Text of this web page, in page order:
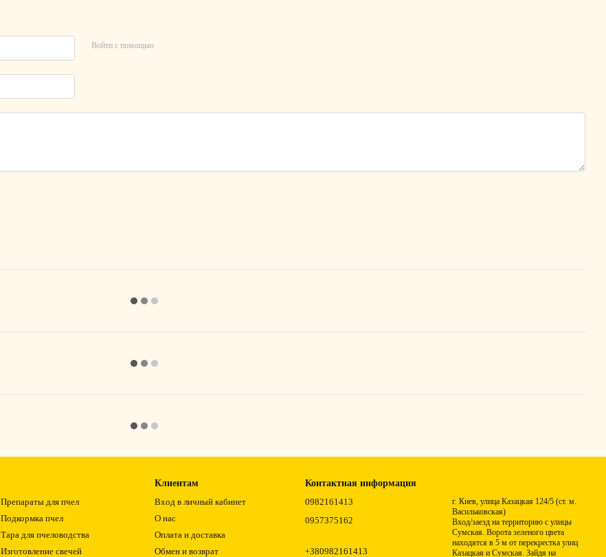
Войти с помощью
Препараты для пчел
Подкормка пчел
Тара для пчеловодства
Изготовление свечей
Клиентам
Вход в личный кабинет
О нас
Оплата и доставка
Обмен и возврат
Контактная информация
0982161413
0957375162
+380982161413
г. Киев, улица Казацкая 124/5 (ст. м.
Васильковская)
Вход/заезд на территорию с улицы
Сумская. Ворота зеленого цвета
находятся в 5 м от перекрестка улиц
Казацкая и Сумская. Зайдя на